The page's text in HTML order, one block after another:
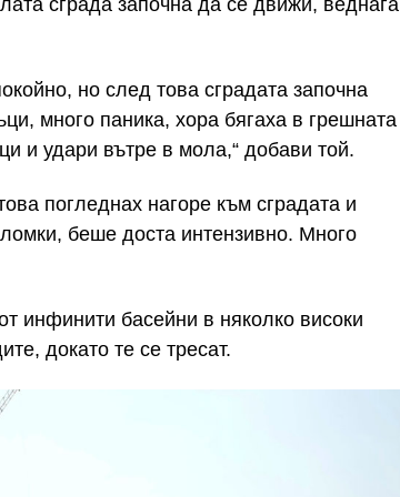
сграда започна да се движи, веднага
но след това сградата започна
много паника, хора бягаха в грешната
и удари вътре в мола,“ добави той.
погледнах нагоре към сградата и
беше доста интензивно. Много
инфинити басейни в няколко високи
докато те се тресат.